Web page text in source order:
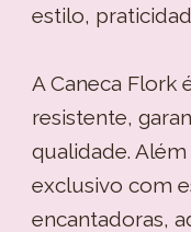
estilo,
A Caneca Flork
resistente,
qualidade.
exclusivo com
encantadoras,